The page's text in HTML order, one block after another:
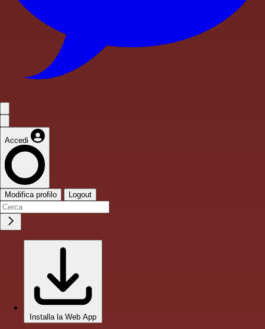
Accedi
Modifica profilo Logout
Installa la Web App